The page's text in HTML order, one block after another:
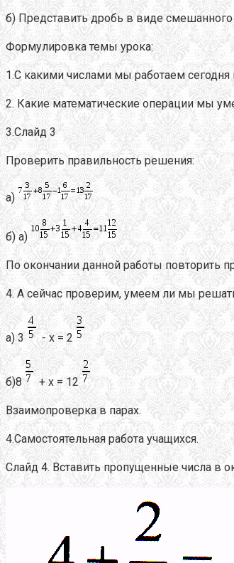
б) Представить дробь в виде смешанного
Формулировка темы урока:
1.С какими числами мы работаем сегодня
2. Какие математические операции мы
3.Слайд 3
Проверить правильность решения:
а)
б) а)
По окончании данной работы повторить
4. А сейчас проверим, умеем ли мы
а) 3 - х = 2
б)8 + х = 12
Взаимопроверка в парах.
4.Самостоятельная работа учащихся.
Слайд 4. Вставить пропущенные числа в